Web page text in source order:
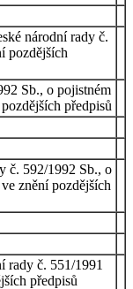
národní rady č.
pozdějších
Sb., o pojistném
předpisů
č. 592/1992 Sb., o
znění pozdějších
rady č. 551/1991
předpisů